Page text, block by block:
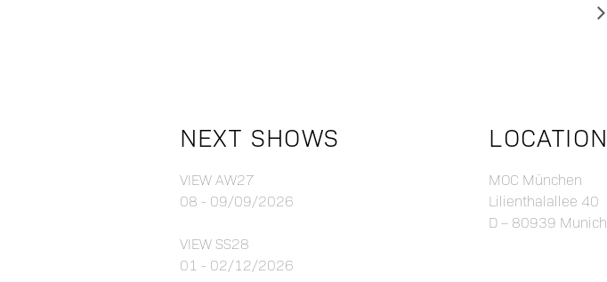
NEXT SHOWS
VIEW AW27
08 - 09/09/2026
VIEW SS28
01 - 02/12/2026
LOCATION
MOC München
Lilienthalallee 40
D – 80939 Munich